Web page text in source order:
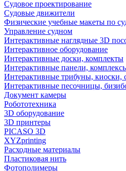
Судовое проектирование
Судовые движители
Физические учебные макеты по
Управление судном
Интерактивные наглядные 3D
Интерактивное оборудование
Интерактивные доски, комплекты
Интерактивные панели,
Интерактивные трибуны, киоски,
Интерактивные песочницы,
Документ камеры
Робототехника
3D оборудование
3D принтеры
PICASO 3D
XYZprinting
Расходные материалы
Пластиковая нить
Фотополимеры